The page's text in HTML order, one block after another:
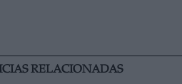
RELACIONADAS